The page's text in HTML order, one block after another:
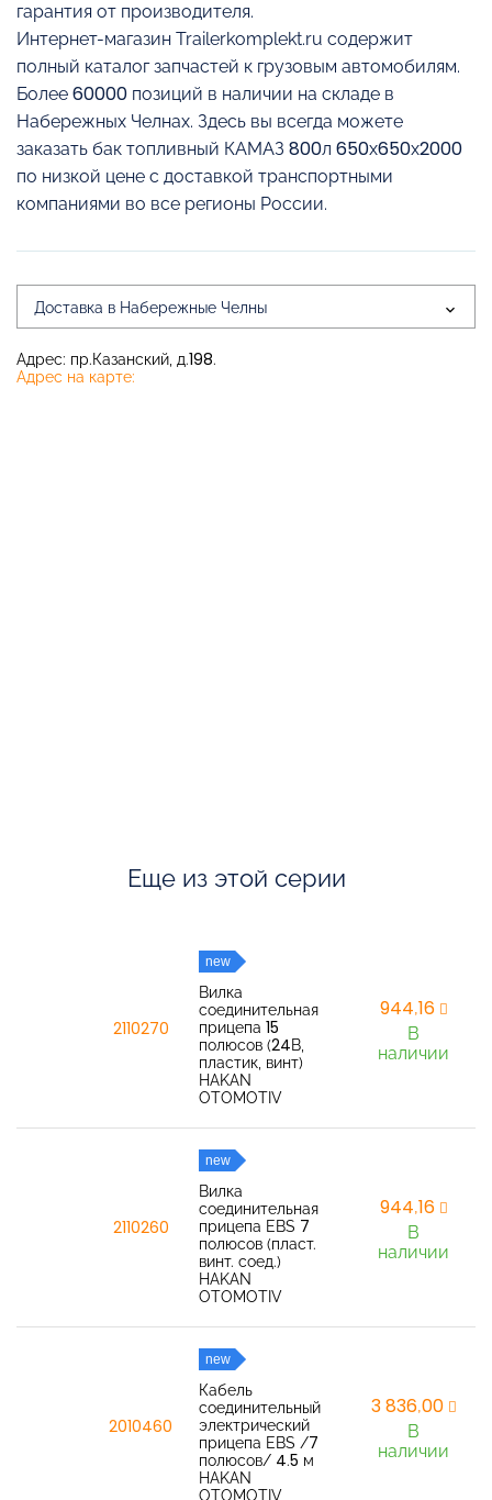
гарантия от производителя.
Интернет-магазин Trailerkomplekt.ru содержит
полный каталог запчастей к грузовым автомобилям.
Более 60000 позиций в наличии на складе в
Набережных Челнах. Здесь вы всегда можете
заказать бак топливный КАМАЗ 800л 650х650х2000
по низкой цене с доставкой транспортными
компаниями во все регионы России.
Доставка в Набережные Челны
Адрес: пр.Казанский, д.198.
Адрес на карте:
Еще из этой серии
2110270
new
Вилка
соединительная
прицепа 15
полюсов (24В,
пластик, винт)
HAKAN
OTOMOTIV
944,16
В
наличии
2110260
new
Вилка
соединительная
прицепа EBS 7
полюсов (пласт.
винт. соед.)
HAKAN
OTOMOTIV
944,16
В
наличии
2010460
new
Кабель
соединительный
электрический
прицепа EBS /7
полюсов/ 4.5 м
HAKAN
OTOMOTIV
3 836,00
В
наличии